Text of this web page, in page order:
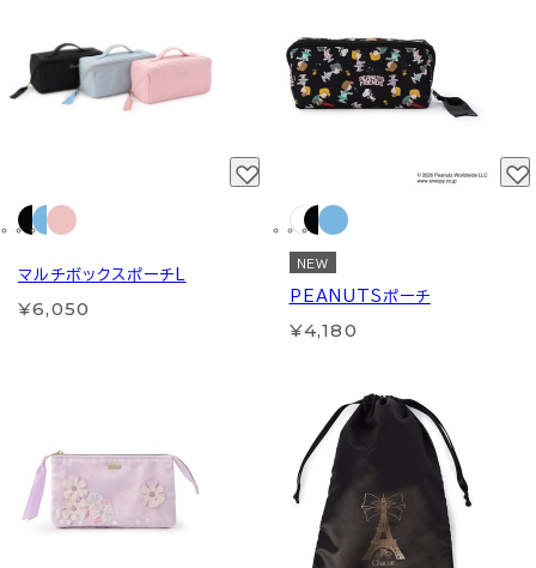
マルチボックスポーチL
¥6,050
NEW
PEANUTSポーチ
¥4,180